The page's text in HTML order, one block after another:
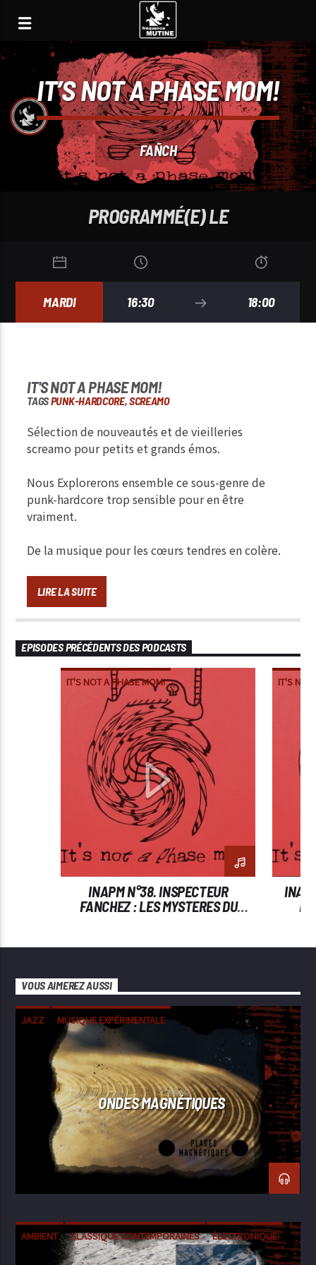
IT’S NOT A PHASE MOM!
FAÑCH
PROGRAMMÉ(E) LE
MARDI 16:30 18:00
IT'S NOT A PHASE MOM!
TAGSPUNK-HARDCORE,SCREAMO
Sélection de nouveautés et de vieilleries
screamo pour petits et grands émos.
Nous Explorerons ensemble ce sous-genre de
punk-hardcore trop sensible pour en être
vraiment.
De la musique pour les cœurs tendres en colère.
LIRE LA SUITE
EPISODES PRÉCÉDENTS DES PODCASTS
IT'S NOT A PHASE MOM!
INAPM N°38. INSPECTEUR
FANCHEZ : LES MYSTERES DU
IT'S
VOUS AIMEREZ AUSSI
JAZZ MUSIQUE EXPÉRIMENTALE
ONDES MAGNÉTIQUES
AMBIENT CLASSIQUE CONTEMPORAINES
ÉLECTRONIQUE
EXPÉRIMENTALE
FIELD RECORDING